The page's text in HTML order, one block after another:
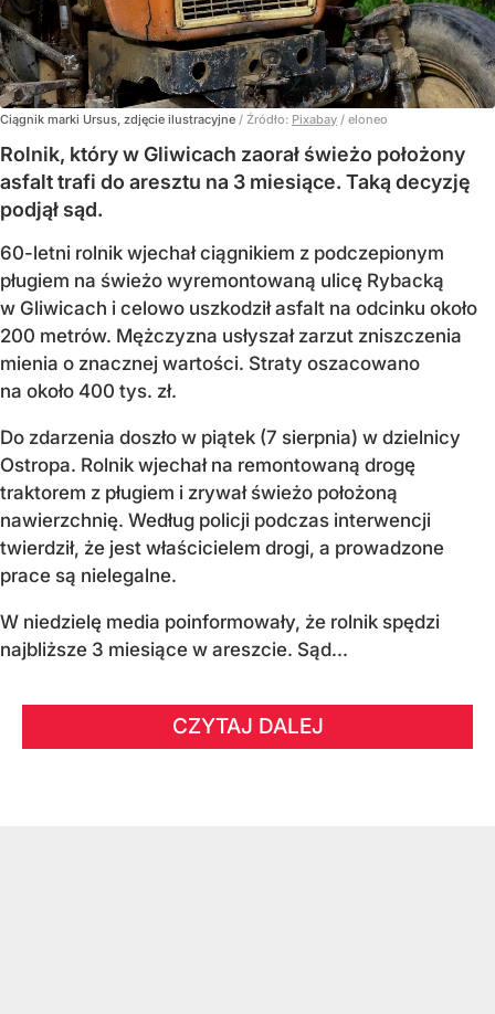
Ciągnik marki Ursus, zdjęcie ilustracyjne / Źródło: Pixabay / eloneo
Rolnik, który w Gliwicach zaorał świeżo położony
asfalt trafi do aresztu na 3 miesiące. Taką decyzję
podjął sąd.
60-letni rolnik wjechał ciągnikiem z podczepionym
pługiem na świeżo wyremontowaną ulicę Rybacką
w Gliwicach i celowo uszkodził asfalt na odcinku około
200 metrów. Mężczyzna usłyszał zarzut zniszczenia
mienia o znacznej wartości. Straty oszacowano
na około 400 tys. zł.
Do zdarzenia doszło w piątek (7 sierpnia) w dzielnicy
Ostropa. Rolnik wjechał na remontowaną drogę
traktorem z pługiem i zrywał świeżo położoną
nawierzchnię. Według policji podczas interwencji
twierdził, że jest właścicielem drogi, a prowadzone
prace są nielegalne.
W niedzielę media poinformowały, że rolnik spędzi
najbliższe 3 miesiące w areszcie. Sąd...
CZYTAJ DALEJ